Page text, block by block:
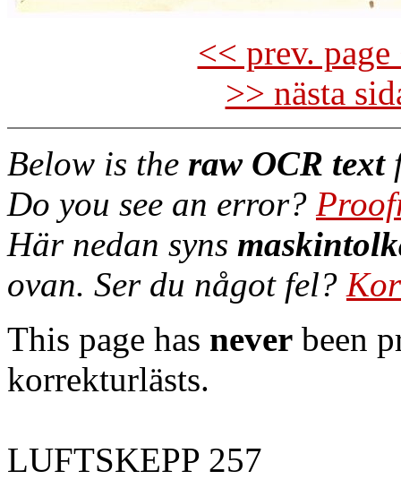
<< prev.
>> nästa
Below is the raw OCR text
Do you see an error?
Här nedan syns
ovan. Ser du något fel?
This page has never been
korrekturlästs.
LUFTSKEPP 257